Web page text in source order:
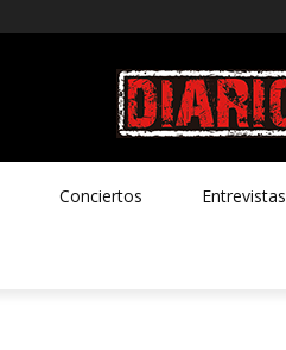
Conciertos Entrevistas